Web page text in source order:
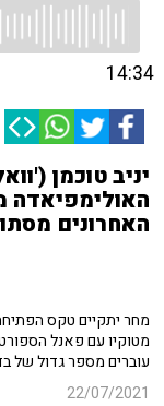
14:34
יניב טוכמן
האולימפיאדה
האחרונים
מחר יתקיים טקס
מטוקיו עם פאנל
עוברים מספר גדול של
22/07/2021